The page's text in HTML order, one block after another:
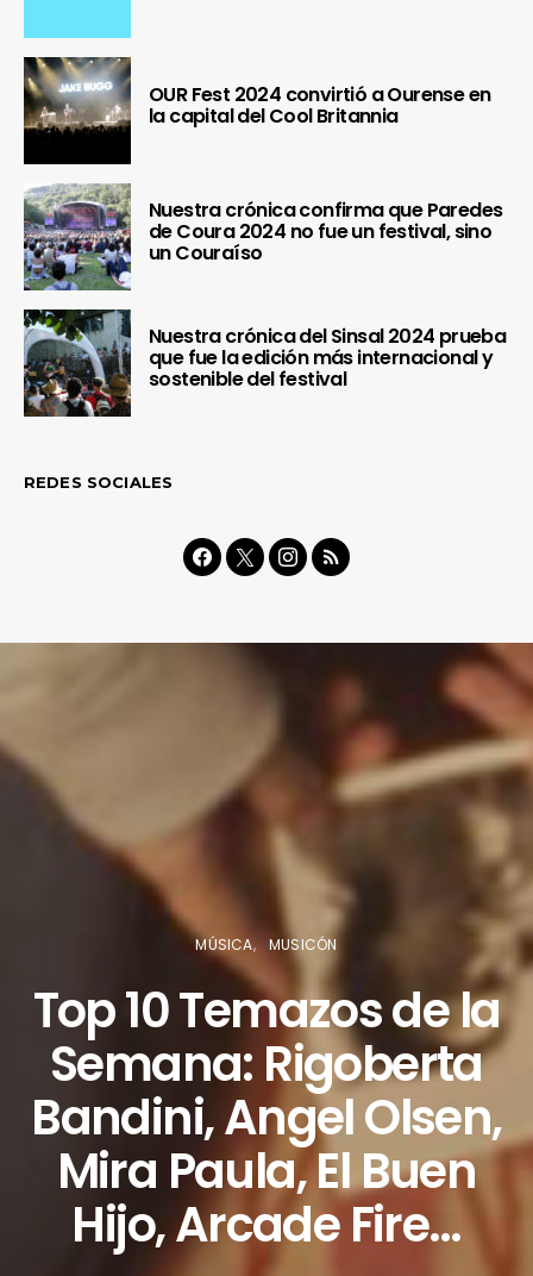
OUR Fest 2024 convirtió a Ourense en
la capital del Cool Britannia
Nuestra crónica confirma que Paredes
de Coura 2024 no fue un festival, sino
un Couraíso
Nuestra crónica del Sinsal 2024 prueba
que fue la edición más internacional y
sostenible del festival
REDES SOCIALES
MÚSICA MUSICÓN
Top 10 Temazos de la
Semana: Rigoberta
Bandini, Angel Olsen,
Mira Paula, El Buen
Hijo, Arcade Fire…